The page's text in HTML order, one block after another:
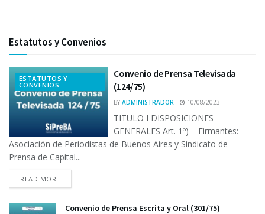
Estatutos y Convenios
ESTATUTOS Y
CONVENIOS
Convenio de Prensa Televisada
(124/75)
BY ADMINISTRADOR 10/08/2023
TITULO I DISPOSICIONES
GENERALES Art. 1º) – Firmantes:
Asociación de Periodistas de Buenos Aires y Sindicato de
Prensa de Capital...
READ MORE
Convenio de Prensa Escrita y Oral (301/75)